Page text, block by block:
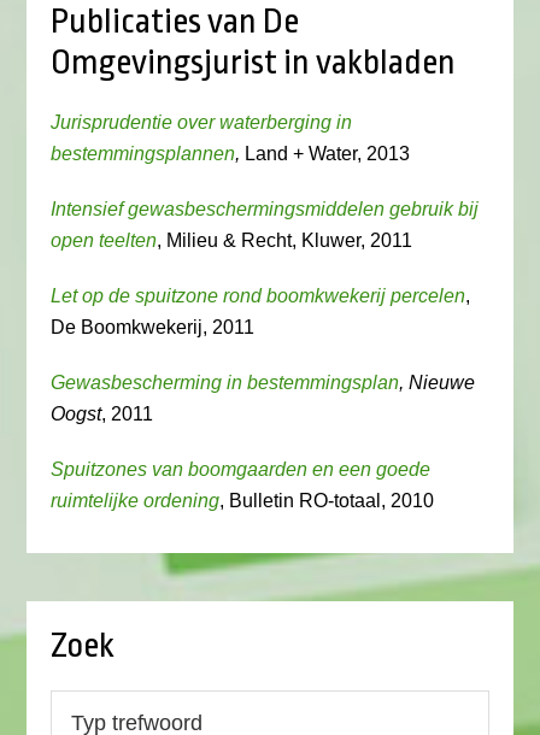
Publicaties van De
Omgevingsjurist in vakbladen
Jurisprudentie over waterberging in
bestemmingsplannen, Land + Water, 2013
Intensief gewasbeschermingsmiddelen gebruik bij
open teelten, Milieu & Recht, Kluwer, 2011
Let op de spuitzone rond boomkwekerij percelen,
De Boomkwekerij, 2011
Gewasbescherming in bestemmingsplan, Nieuwe
Oogst, 2011
Spuitzones van boomgaarden en een goede
ruimtelijke ordening, Bulletin RO-totaal, 2010
Zoek